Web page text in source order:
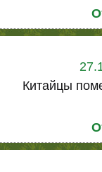
Китайцы